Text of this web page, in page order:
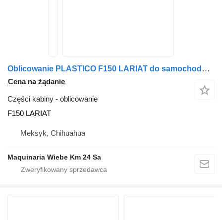
Oblicowanie PLASTICO F150 LARIAT do samochodu Ford F150 LARIAT
Cena na żądanie
Części kabiny - oblicowanie
F150 LARIAT
Meksyk, Chihuahua
Maquinaria Wiebe Km 24 Sa